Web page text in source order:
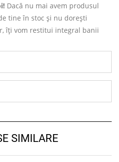
Dacă nu mai avem produsul
tine în stoc și nu dorești
îți vom restitui integral banii
SIMILARE